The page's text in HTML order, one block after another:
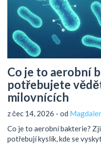
Co je to aerobní
potřebujete
milovnících
z čec 14, 2026 - od
Co je to aerobní bakterie?
potřebují kyslík, kde se